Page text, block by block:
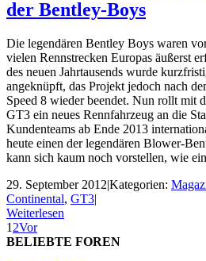
der Bentley-Boys
Die legendären Bentley Boys waren
vielen Rennstrecken Europas äußerst
des neuen Jahrtausends wurde
angeknüpft, das Projekt jedoch nach
Speed 8 wieder beendet. Nun rollt mit
GT3 ein neues Rennfahrzeug an die
Kundenteams ab Ende 2013
heute einen der legendären Blower-
kann sich kaum noch vorstellen, wie
29. September 2012|Kategorien:
Continental, GT3|
Weiterlesen
1 2Vor
BELIEBTE FOREN